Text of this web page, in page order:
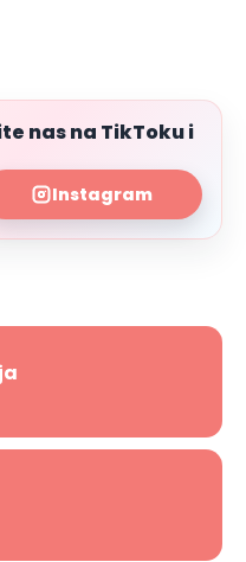
nas na TikToku i
Instagram